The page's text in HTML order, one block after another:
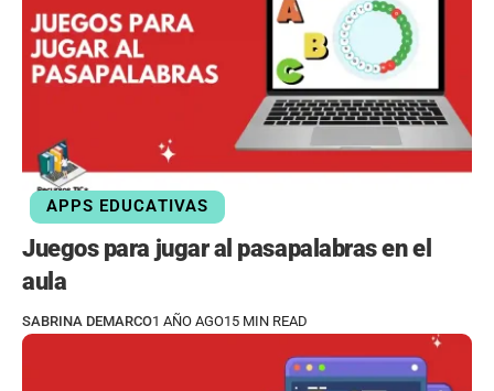
APPS EDUCATIVAS
Juegos para jugar al pasapalabras en el
aula
SABRINA DEMARCO1 AÑO AGO15 MIN READ